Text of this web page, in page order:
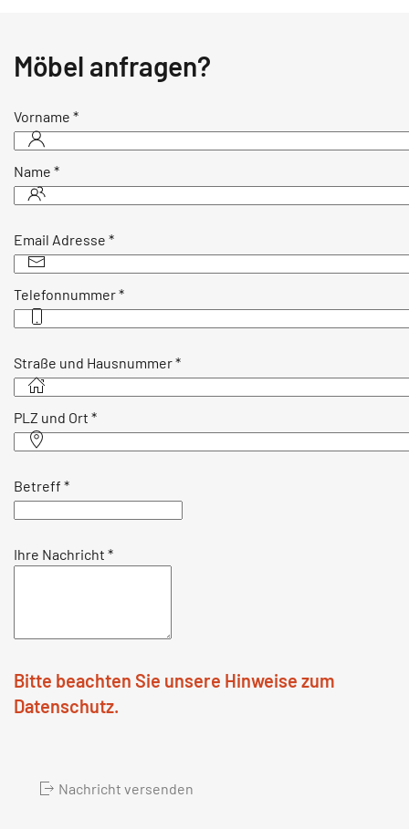
Möbel anfragen?
Vorname *
Name *
Email Adresse *
Telefonnummer*
Straße und Hausnummer*
PLZ und Ort *
Betreff *
Ihre Nachricht *
Bitte beachten Sie unsere Hinweise zum
Datenschutz.
Nachricht versenden